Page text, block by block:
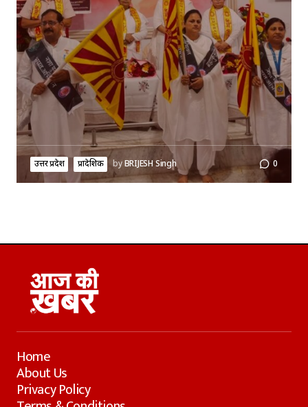
उत्तर प्रदेश प्रादेशिक byBRIJESH Singh 0
Home
About Us
Privacy Policy